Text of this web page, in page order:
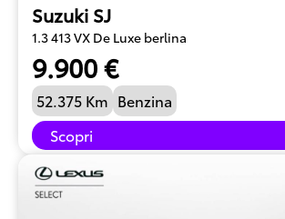
Suzuki SJ
1.3 413 VX De Luxe berlina
9.900 €
52.375 Km Benzina
Scopri